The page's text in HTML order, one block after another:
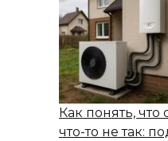
Как понять,
что-то не так: